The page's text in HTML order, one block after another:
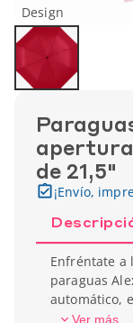
Design
de 21,5"
¡Envío,
Enfréntate a
paraguas
automático,
Ver más